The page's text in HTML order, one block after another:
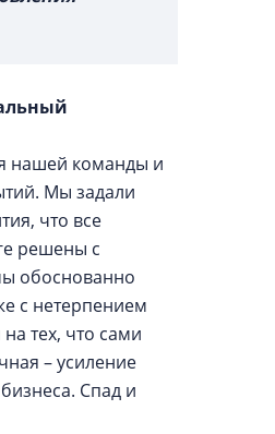
нашей команды и
Мы задали
что все
решены с
обоснованно
с нетерпением
тех, что сами
– усиление
Спад и